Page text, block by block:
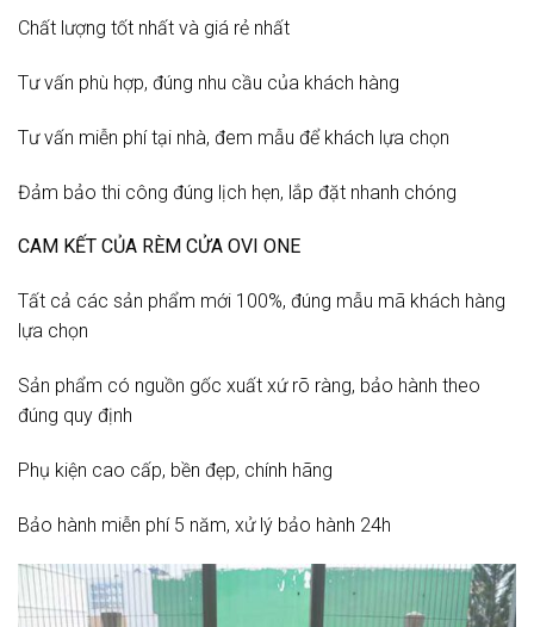
Chất lượng tốt nhất và giá rẻ nhất
Tư vấn phù hợp, đúng nhu cầu của khách hàng
Tư vấn miễn phí tại nhà, đem mẫu để khách lựa chọn
Đảm bảo thi công đúng lịch hẹn, lắp đặt nhanh chóng
CAM KẾT CỦA RÈM CỬA OVI ONE
Tất cả các sản phẩm mới 100%, đúng mẫu mã khách hàng
lựa chọn
Sản phẩm có nguồn gốc xuất xứ rõ ràng, bảo hành theo
đúng quy định
Phụ kiện cao cấp, bền đẹp, chính hãng
Bảo hành miễn phí 5 năm, xử lý bảo hành 24h